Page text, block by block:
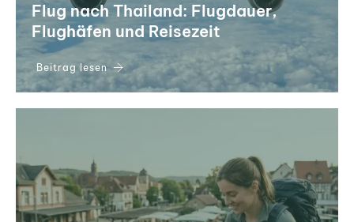
Flug nach Thailand: Flugdauer,
Flughäfen und Reisezeit
Beitrag lesen